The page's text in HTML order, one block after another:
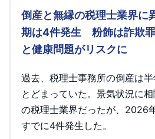
倒産と無縁の税理士業界に
期は4件発生 粉飾は詐欺
と健康問題がリスクに
過去、税理士事務所の倒産は
とどまっていた。景気状況に
の税理士業界だったが、2026
すでに4件発生した。